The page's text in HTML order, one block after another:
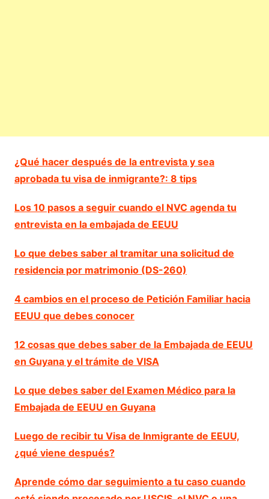
¿Qué hacer después de la entrevista y sea
aprobada tu visa de inmigrante?: 8 tips
Los 10 pasos a seguir cuando el NVC agenda tu
entrevista en la embajada de EEUU
Lo que debes saber al tramitar una solicitud de
residencia por matrimonio (DS-260)
4 cambios en el proceso de Petición Familiar hacia
EEUU que debes conocer
12 cosas que debes saber de la Embajada de EEUU
en Guyana y el trámite de VISA
Lo que debes saber del Examen Médico para la
Embajada de EEUU en Guyana
Luego de recibir tu Visa de Inmigrante de EEUU,
¿qué viene después?
Aprende cómo dar seguimiento a tu caso cuando